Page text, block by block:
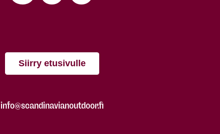
Siirry etusivulle
info@scandinavianoutdoor.fi